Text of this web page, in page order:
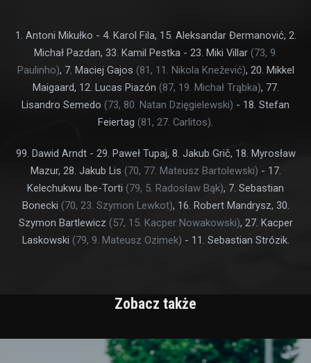
1. Antoni Mikułko - 4. Karol Fila, 15. Aleksandar Đermanović, 2.
Michał Pazdan, 33. Kamil Pestka - 23. Miki Villar (73, 9.
Paulinho), 7. Maciej Gajos (81, 11. Nikola Knežević), 20. Mikkel
Maigaard, 12. Lucas Piazón (87, 19. Michał Trąbka), 77.
Lisandro Semedo (73, 80. Natan Dzięgielewski) - 18. Stefan
Feiertag (81, 27. Carlitos).
99. Dawid Arndt - 29. Paweł Tupaj, 8. Jakub Grič, 18. Myrosław
Mazur, 28. Jakub Lis (70, 77. Mateusz Bartolewski) - 17.
Kelechukwu Ibe-Torti (79, 5. Radosław Bąk), 7. Sebastian
Bonecki (70, 23. Szymon Lewkot), 16. Robert Mandrysz, 30.
Szymon Bartlewicz (57, 15. Kacper Nowakowski), 27. Kacper
Laskowski (79, 9. Mateusz Ozimek) - 11. Sebastian Strózik.
Zobacz także